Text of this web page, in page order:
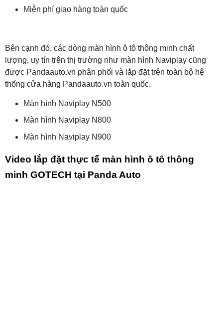
Miễn phí giao hàng toàn quốc
Bên cạnh đó, các dòng màn hình ô tô thông minh chất
lượng, uy tín trên thị trường như màn hình Naviplay cũng
được Pandaauto.vn phân phối và lắp đặt trên toàn bộ hệ
thống cửa hàng Pandaauto.vn toàn quốc.
Màn hình Naviplay N500
Màn hình Naviplay N800
Màn hình Naviplay N900
Video lắp đặt thực tế màn hình ô tô thông
minh GOTECH tại Panda Auto